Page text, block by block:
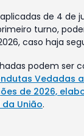
de 4 de
turno,
caso haja
podem ser
Vedadas
de 2026,
União.